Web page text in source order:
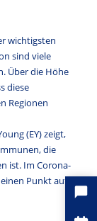
wichtigsten
sind viele
Über die Höhe
diese
Regionen
(EY) zeigt,
die
ist. Im Corona-
Punkt auf